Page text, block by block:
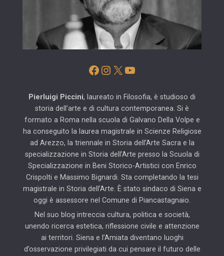
Facebook
Instagram
X YouTube
Pierluigi Piccini, laureato in Filosofia, è studioso di
storia dell’arte e di cultura contemporanea. Si è
formato a Roma nella scuola di Galvano Della Volpe e
ha conseguito la laurea magistrale in Scienze Religiose
ad Arezzo, la triennale in Storia dell’Arte Sacra e la
specializzazione in Storia dell’Arte presso la Scuola di
Specializzazione in Beni Storico-Artistici con Enrico
Crispolti e Massimo Bignardi. Sta completando la tesi
magistrale in Storia dell’Arte. È stato sindaco di Siena e
oggi è assessore nel Comune di Piancastagnaio.
Nel suo blog intreccia cultura, politica e società,
unendo ricerca estetica, riflessione civile e attenzione
ai territori. Siena e l’Amiata diventano luoghi
d’osservazione privilegiati da cui pensare il futuro delle